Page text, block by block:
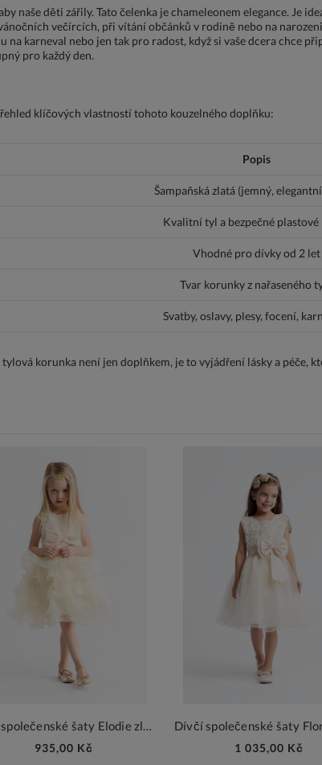
naše děti zářily. Tato čelenka je chameleonem elegance. Je
večírcích, při vítání občánků v rodině nebo na
na karneval nebo jen tak pro radost, když si vaše dcera chce
pro každý den.
klíčových vlastností tohoto kouzelného doplňku:
Popis
Šampaňská zlatá (jemný,
Kvalitní tyl a bezpečné
Vhodné pro dívky od 2 let
Tvar korunky z nařaseného
Svatby, oslavy, plesy, focení,
korunka není jen doplňkem, je to vyjádření lásky a péče,
Dívčí společenské šaty Elodie zlatá
935,00 Kč 1 035,00 Kč